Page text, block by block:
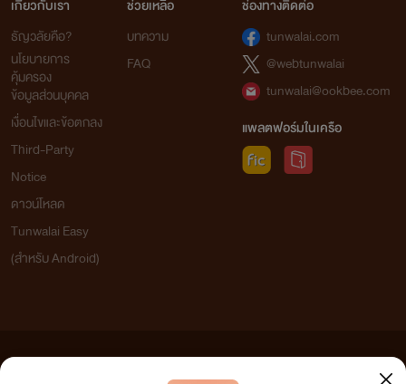
เกี่ยวกับเรา
ธัญวลัยคือ?
นโยบายการ
คุ้มครอง
ข้อมูลส่วนบุคคล
เงื่อนไขและข้อตกลง
Third-Party
Notice
ดาวน์โหลด
Tunwalai Easy
(สำหรับ Android)
ช่วยเหลือ
บทความ
FAQ
ช่องทางติดต่อ
tunwalai.com
@webtunwalai
tunwalai@ookbee.com
แพลตฟอร์มในเครือ